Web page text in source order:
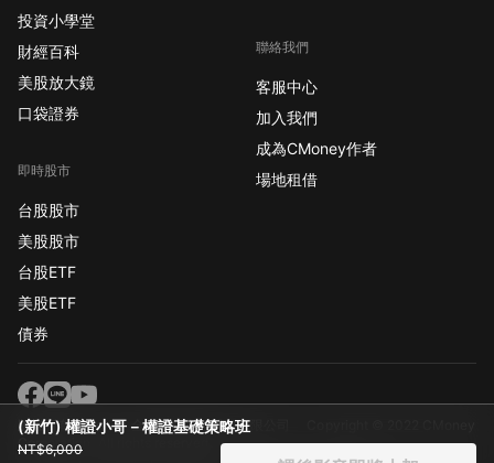
(新竹) 權證小哥－權證基礎策略班
NT$6,000
投資小學堂
財經百科
美股放大鏡
口袋證券
即時股市
台股股市
美股股市
台股ETF
美股ETF
債券
聯絡我們
客服中心
加入我們
成為CMoney作者
場地租借
版權所有 CMoney 全曜財經資訊股份有限公司
Corporation. All rights reserved.